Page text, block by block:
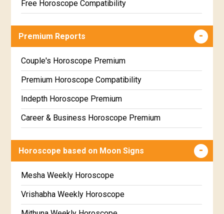
Free Horoscope Compatibility
Wealth & Fortune Horoscope Free
Free Daily Rashiphal
Free Weekly Rashifal
Free Star Horoscope
Free panchanga Predictions
Free Chinese Horoscope
Free Personal Horoscope
Free Chinese Compatibility
Premium Reports
Couple's Horoscope Premium
Premium Horoscope Compatibility
Indepth Horoscope Premium
Career & Business Horoscope Premium
Marriage Horoscope Premium
Premium Gem Recommendation Report
Premium Ugadi Prediction
Horoscope based on Moon Signs
Mesha Weekly Horoscope
Vrishabha Weekly Horoscope